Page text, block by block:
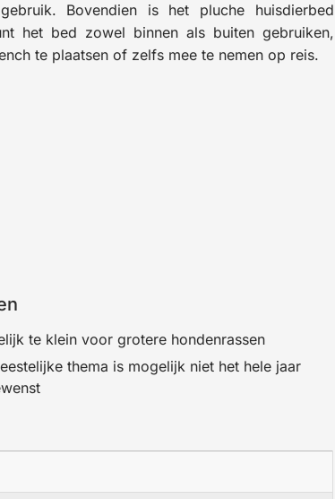
Bovendien is het pluche huisdierbed
het bed zowel binnen als buiten gebruiken,
te plaatsen of zelfs mee te nemen op reis.
te klein voor grotere hondenrassen
thema is mogelijk niet het hele jaar